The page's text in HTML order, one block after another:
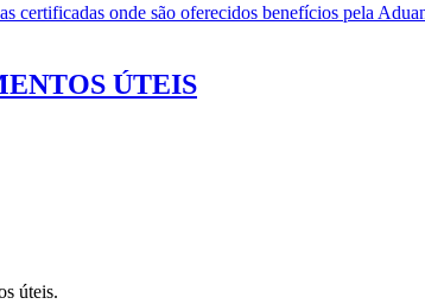
certificadas onde são oferecidos benefícios pela
ÚTEIS
úteis.